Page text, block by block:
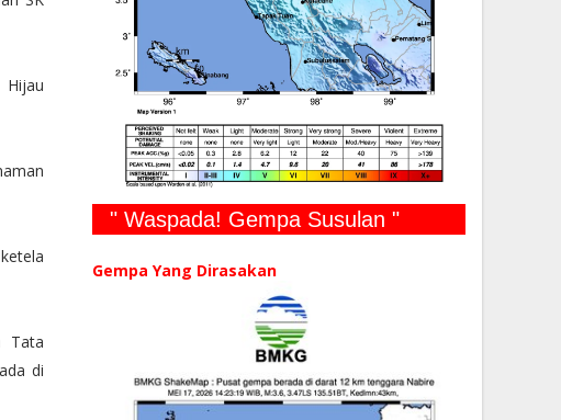
Hijau
Tata
di
" Waspada! Gempa Susulan "
Gempa Yang Dirasakan